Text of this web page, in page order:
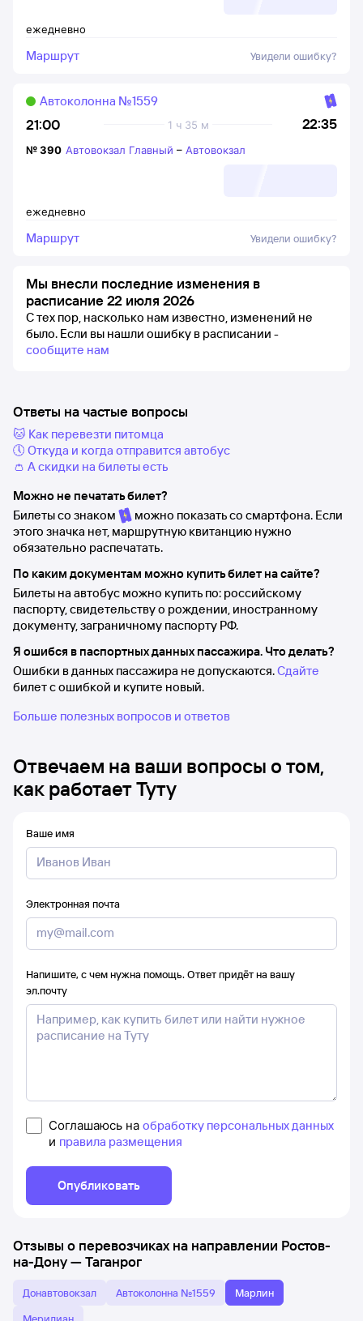
ежедневно
Маршрут Увидели ошибку?
21:00 22:35
1 ч 35 м
Автоколонна №1559
ежедневно
№390 Автовокзал Главный – Автовокзал
Маршрут Увидели ошибку?
Мы внесли последние изменения в
расписание 22 июля 2026
С тех пор, насколько нам известно, изменений не
было. Если вы нашли ошибку в расписании -
сообщите нам
Ответы на частые вопросы
🐱 Как перевезти питомца
🕔 Откуда и когда отправится автобус
👛 А скидки на билеты есть
Можно не печатать билет?
Билеты со знаком
можно показать со смартфона. Если
этого значка нет, маршрутную квитанцию нужно
обязательно распечатать.
По каким документам можно купить билет на сайте?
Билеты на автобус можно купить по: российскому
паспорту, свидетельству о рождении, иностранному
документу, заграничному паспорту РФ.
Я ошибся в паспортных данных пассажира. Что делать?
Ошибки в данных пассажира не допускаются.Сдайте
билет с ошибкой и купите новый.
Больше полезных вопросов и ответов
Отвечаем на ваши вопросы о том,
как работает Туту
Ваше имя
Электронная почта
Напишите, с чем нужна помощь. Ответ придёт на вашу
эл.почту
Соглашаюсь на обработку персональных данных
и правила размещения
Опубликовать
Отзывы о перевозчиках на направлении Ростов-
на-Дону—Таганрог
Донавтовокзал Автоколонна №1559
Марлин